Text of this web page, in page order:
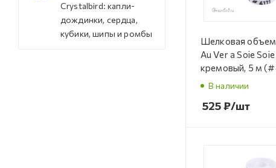
Шелковая
Au Ver a Soie
кремовый, 5 м
В наличии
525₽/шт
Crystalbird: капли-
дождинки, сердца,
кубики, шипы и ромбы